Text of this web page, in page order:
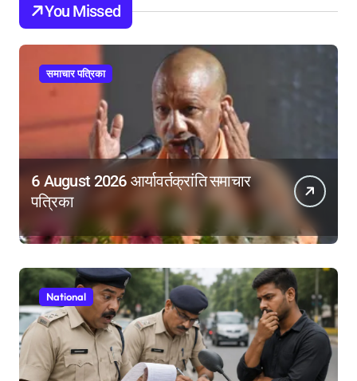
You Missed
समाचार पत्रिका
6 August 2026 आर्यावर्तक्रांति समाचार
पत्रिका
National